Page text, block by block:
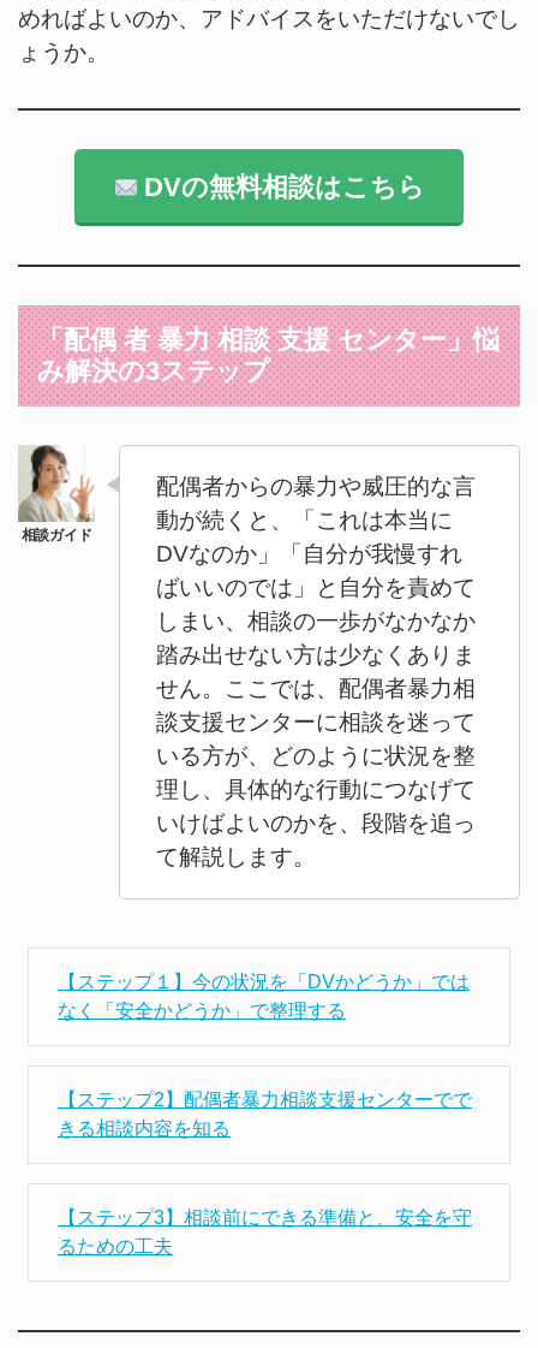
めればよいのか、アドバイスをいただけないでし
ょうか。
DVの無料相談はこちら
「配偶 者 暴力 相談 支援 センター」悩
み解決の3ステップ
配偶者からの暴力や威圧的な言
動が続くと、「これは本当に
DVなのか」「自分が我慢すれ
ばいいのでは」と自分を責めて
しまい、相談の一歩がなかなか
踏み出せない方は少なくありま
せん。ここでは、配偶者暴力相
談支援センターに相談を迷って
いる方が、どのように状況を整
理し、具体的な行動につなげて
いけばよいのかを、段階を追っ
て解説します。
【ステップ１】今の状況を「DVかどうか」では
なく「安全かどうか」で整理する
【ステップ2】配偶者暴力相談支援センターでで
きる相談内容を知る
【ステップ3】相談前にできる準備と、安全を守
るための工夫